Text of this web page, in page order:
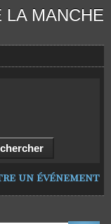
LA MANCHE
un événement